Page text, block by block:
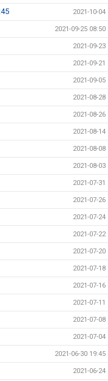
2021-10-04
2021-09-25 08:50
2021-09-23
2021-09-21
2021-09-05
2021-08-28
2021-08-26
2021-08-14
2021-08-08
2021-08-03
2021-07-31
2021-07-26
2021-07-24
2021-07-22
2021-07-20
2021-07-18
2021-07-16
2021-07-11
2021-07-08
2021-07-04
2021-06-30 19:45
2021-06-24